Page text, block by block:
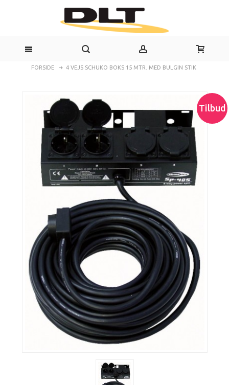
FORSIDE 4 VEJS SCHUKO BOKS 15 MTR. MED BULGIN STIK
Tilbud